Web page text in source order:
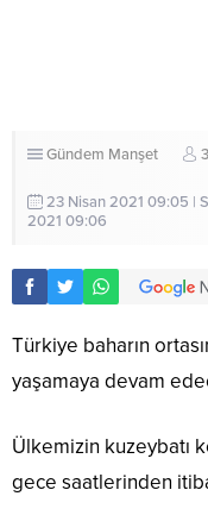
Gündem Manşet
23 Nisan 2021 09:05 |
2021 09:06
Türkiye baharın
yaşamaya devam
Ülkemizin kuzeybatı
gece saatlerinden